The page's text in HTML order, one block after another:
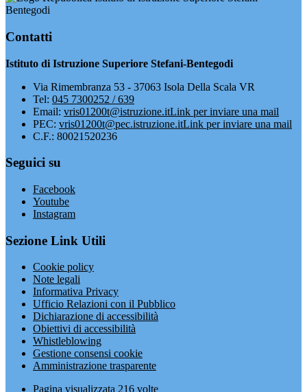
Bentegodi
Contatti
Istituto di Istruzione Superiore Stefani-Bentegodi
Via Rimembranza 53 - 37063 Isola Della Scala VR
Tel: 045 7300252 / 639
Email: vris01200t@istruzione.itLink per inviare una mail
PEC: vris01200t@pec.istruzione.itLink per inviare una mail
C.F.: 80021520236
Seguici su
Facebook
Youtube
Instagram
Sezione Link Utili
Cookie policy
Note legali
Informativa Privacy
Ufficio Relazioni con il Pubblico
Dichiarazione di accessibilità
Obiettivi di accessibilità
Whistleblowing
Gestione consensi cookie
Amministrazione trasparente
Pagina visualizzata 216 volte